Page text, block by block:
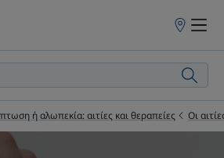
Σημεία
ή αλωπεκία: αιτίες και θεραπείες Οι